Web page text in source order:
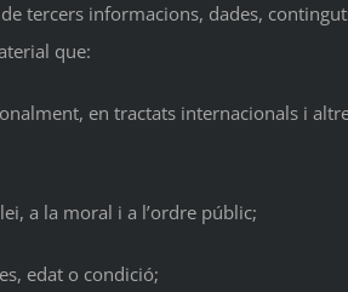
tercers informacions, dades,
que:
en tractats internacionals i
a la moral i a l’ordre públic;
edat o condició;